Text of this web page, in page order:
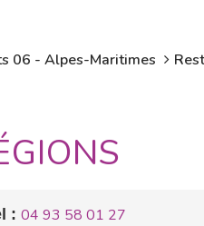
06 - Alpes-Maritimes
: 04 93 58 01 27